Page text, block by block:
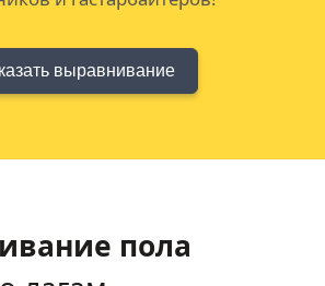
выравнивание
пола